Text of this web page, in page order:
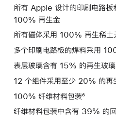
所有 Apple 设计的印刷电路板
100% 再生金
所有磁体采用 100% 再生稀土
多个印刷电路板的焊料采用
表层玻璃含有 15% 的再生玻璃
12 个组件采用至少 20% 的再
100% 纤维材料包装⁶
纤维材料包装中含有 39% 的